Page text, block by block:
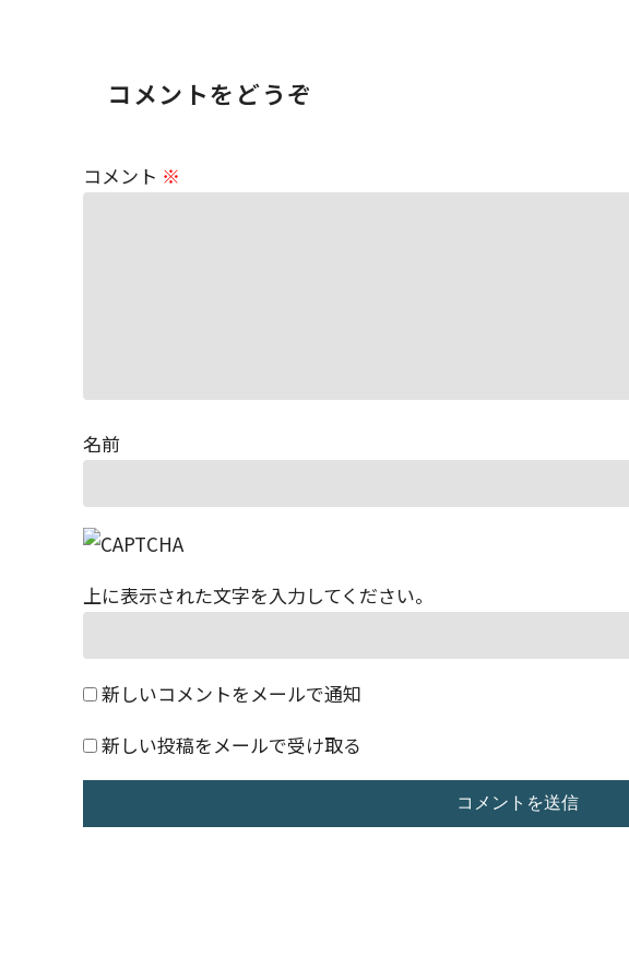
コメントをどうぞ
コメント ※
名前
上に表示された文字を入力してください。
新しいコメントをメールで通知
新しい投稿をメールで受け取る